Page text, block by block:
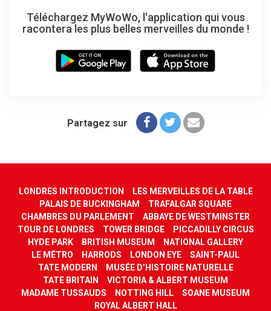
Téléchargez MyWoWo, l'application qui vous
racontera les plus belles merveilles du monde !
Partagez sur
LONDRES INTRODUCTION
LES MERVEILLES DE LA TABLE
PALAIS DE BUCKINGHAM
TRAFALGAR SQUARE
CHAMBRES DU PARLEMENT
ABBAYE DE WESTMINSTER
TOUR DE LONDRES
TOWER BRIDGE
PICCADILLY CIRCUS
HYDE PARK
BRITISH MUSEUM
NATIONAL GALLERY
LE MÉTRO
HARRODS LONDON EYE
SAINT-PAUL
TATE MODERN
MUSÉE D’HISTOIRE NATURELLE
TATE BRITAIN
VICTORIA & ALBERT MUSEUM
MADAME TUSSAUDS
NOTTING HILL
SOANE MUSEUM
ROYAL ALBERT HALL